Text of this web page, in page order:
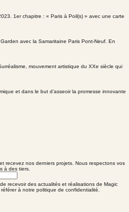
1er chapitre : « Paris à Poil(s) » avec une carte
avec la Samaritaine Paris Pont-Neuf. En
mouvement artistique du XXe siècle qui
et dans le but d’asseoir la promesse innovante
recevez nos derniers projets. Nous respectons vos
à des tiers.
recevoir des actualités et réalisations de Magic
à notre politique de confidentialité.